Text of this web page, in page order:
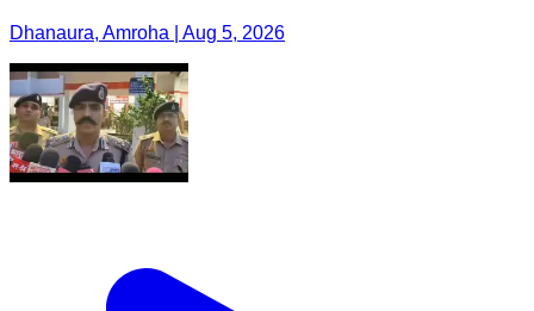
Dhanaura, Amroha | Aug 5, 2026